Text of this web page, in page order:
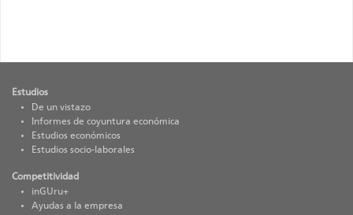
Estudios
De un vistazo
Informes de coyuntura económica
Estudios económicos
Estudios socio-laborales
Competitividad
inGUru+
Ayudas a la empresa